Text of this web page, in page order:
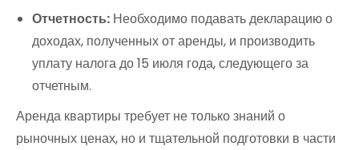
Отчетность: Необходимо подавать декларацию о
доходах, полученных от аренды, и производить
уплату налога до 15 июля года, следующего за
отчетным.
Аренда квартиры требует не только знаний о
рыночных ценах, но и тщательной подготовки в части